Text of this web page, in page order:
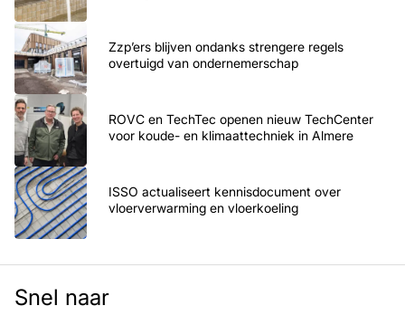
Zzp’ers blijven ondanks strengere regels
overtuigd van ondernemerschap
ROVC en TechTec openen nieuw TechCenter
voor koude- en klimaattechniek in Almere
ISSO actualiseert kennisdocument over
vloerverwarming en vloerkoeling
Snel naar